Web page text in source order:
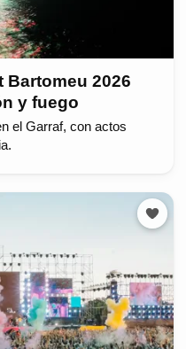
Bartomeu 2026
y fuego
el Garraf, con actos